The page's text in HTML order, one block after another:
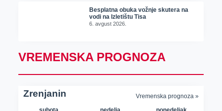
Besplatna obuka vožnje skutera na
vodi na Izletištu Tisa
6. avgust 2026.
VREMENSKA PROGNOZA